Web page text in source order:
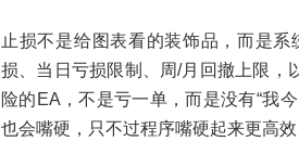
止损不是给图表看的装饰品，而是
损、当日亏损限制、周/月回撤上限，
险的EA，不是亏一单，而是没有“我
也会嘴硬，只不过程序嘴硬起来更高效